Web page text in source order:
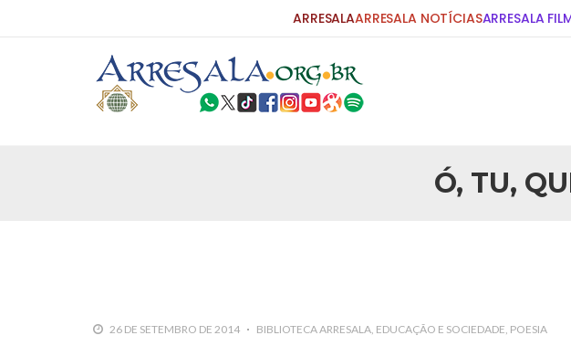
ARRESALAARRESALA NOTÍCIASARRESALA
Ó, TU,
Carta do Bispo da Flórida ao Presidente Bush
As Sementes da Miséria e do Terror
26 DE SETEMBRO DE 2014 BIBLIOTECA ARRESALA EDUCAÇÃO E SOCIEDADE POESIA